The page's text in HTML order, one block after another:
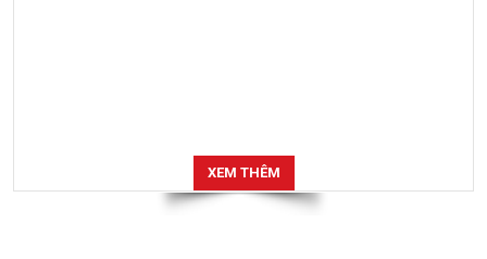
XEM THÊM